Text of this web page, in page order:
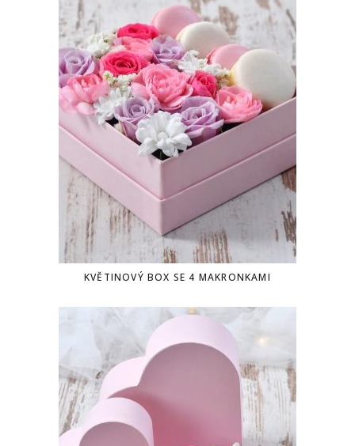
KVĚTINOVÝ BOX SE 4 MAKRONKAMI